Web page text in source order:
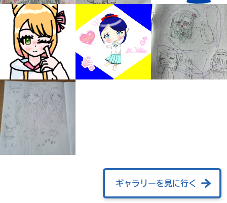
ギャラリー
ギャラリーを見に行く